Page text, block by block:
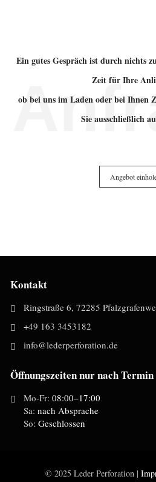
Ein gutes Gespräch ist durch nichts
Zeit für Ihre
ob bei uns im Laden oder bei Ihnen
Sie ausschließlich
Angebot
Kontakt
Ringstraße 6, 72285
+49 163 3453182
info@lederperforation.de
Öffnungszeiten nur nach Termin
Mo-Fr: 08:00–17:00
Sa: nach Absprache
So: Geschlossen
© 2025 Leder Perforation |